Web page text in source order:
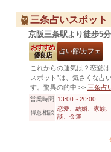
三条占いスポット
京阪三条駅より徒歩5分
おすすめ
優良店
占い館/カフェ
これからの運気は？恋愛
スポット”は、気さくな占
す。驚異の的中 >> 三条占
営業時間
13:00～20:00
得意相談
恋愛、結婚、家族
談、金運